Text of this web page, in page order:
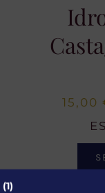
15,00
1